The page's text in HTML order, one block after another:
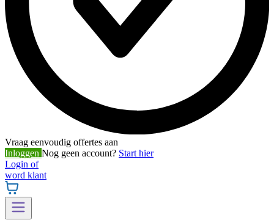
Vraag eenvoudig offertes aan
Inloggen Nog geen account? Start hier
Login of
word klant